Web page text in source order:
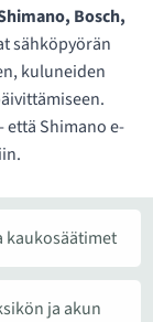
Bosch,
sähköpyörän
kuluneiden
että Shimano e-
kaukosäätimet
ja akun